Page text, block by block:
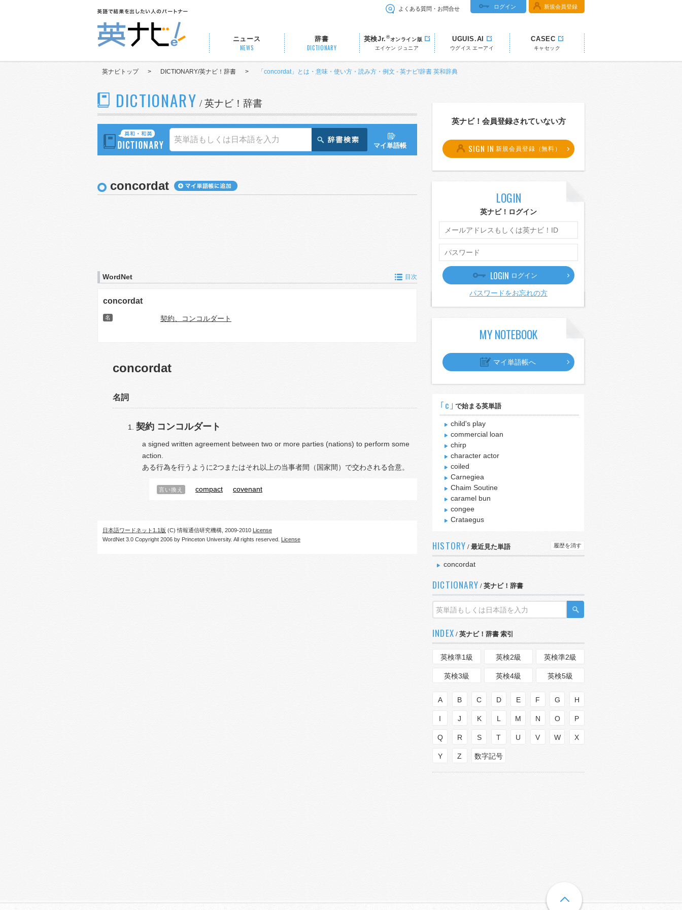
よくある質問・お問合せ ログイン 新規会員登録
ニュース
NEWS
辞書
DICTIONARY
英検Jr.®オンライン版
エイケン ジュニア
UGUIS.AI
ウグイス エーアイ
CASEC
キャセック
英ナビトップ > DICTIONARY/英ナビ！辞書 > 「concordat」とは・意味・使い方・読み方・例文 - 英ナビ!辞書 英和辞典
DICTIONARY / 英ナビ！辞書
マイ単語帳
concordat
WordNet 目次
concordat
名 契約、コンコルダート
concordat
名詞
契約 コンコルダート
a signed written agreement between two or more parties (nations) to perform some
action.
ある行為を行うように2つまたはそれ以上の当事者間（国家間）で交わされる合意。
言い換え compact covenant
日本語ワードネット1.1版 (C) 情報通信研究機構, 2009-2010 License
WordNet 3.0 Copyright 2006 by Princeton University. All rights reserved. License
英ナビ！会員登録されていない方
SIGN IN 新規会員登録（無料）
LOGIN
英ナビ！ログイン
LOGIN ログイン
パスワードをお忘れの方
MY NOTEBOOK
マイ単語帳へ
｢c｣ で始まる英単語
child's play
commercial loan
chirp
character actor
coiled
Carnegiea
Chaim Soutine
caramel bun
congee
Crataegus
HISTORY / 最近見た単語 履歴を消す
concordat
DICTIONARY / 英ナビ！辞書
INDEX / 英ナビ！辞書 索引
英検準1級 英検2級 英検準2級
英検3級 英検4級 英検5級
A B C D E F G H
I J K L M N O P
Q R S T U V W X
Y Z 数字記号